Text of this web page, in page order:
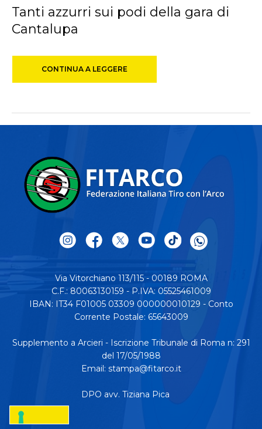
Tanti azzurri sui podi della gara di
Cantalupa
CONTINUA A LEGGERE
Via Vitorchiano 113/115 - 00189 ROMA
C.F.: 80063130159 - P.IVA: 05525461009
IBAN: IT34 F01005 03309 000000010129 - Conto
Corrente Postale: 65643009
Supplemento a Arcieri - Iscrizione Tribunale di Roma n: 291
del 17/05/1988
Email: stampa@fitarco.it
DPO avv. Tiziana Pica